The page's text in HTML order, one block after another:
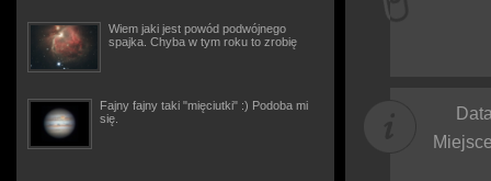
Wiem jaki jest powód podwójnego
spajka. Chyba w tym roku to zrobię
Fajny fajny taki "mięciutki" :) Podoba mi
się.